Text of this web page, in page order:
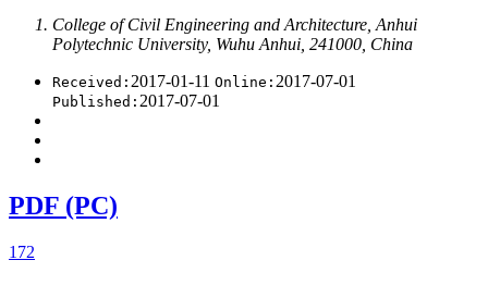
College of Civil Engineering and Architecture, Anhui
Polytechnic University, Wuhu Anhui, 241000, China
Received: 2017-01-11 Online: 2017-07-01
Published: 2017-07-01
PDF (PC)
172